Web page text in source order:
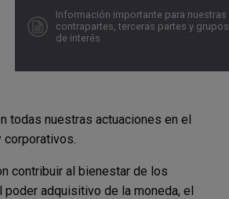
Información importante para nuestras
contrapartes, terceras partes y grupos
de interés
todas nuestras actuaciones en el
contribuir al bienestar de los
adquisitivo de la moneda, el